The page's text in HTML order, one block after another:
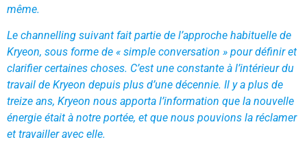
même.
Le channelling suivant fait partie de l’approche habituelle de
Kryeon, sous forme de « simple conversation » pour définir et
clarifier certaines choses. C’est une constante à l’intérieur du
travail de Kryeon depuis plus d’une décennie. Il y a plus de
treize ans, Kryeon nous apporta l’information que la nouvelle
énergie était à notre portée, et que nous pouvions la réclamer
et travailler avec elle.